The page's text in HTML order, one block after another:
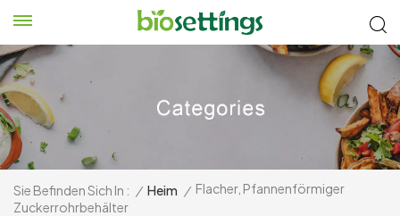
Sie Befinden Sich In : / Heim / Flacher, Pfannenförmiger
Zuckerrohrbehälter